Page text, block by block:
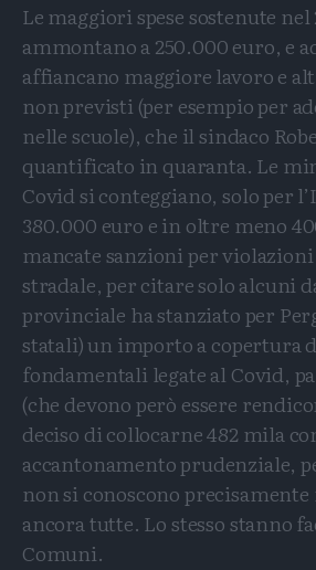
Le maggiori spese sostenute
ammontano a 250.000 euro, e
affiancano maggiore lavoro e
non previsti (per esempio per
nelle scuole), che il sindaco
quantificato in quaranta. Le
Covid si conteggiano, solo per
380.000 euro e in oltre meno
mancate sanzioni per
stradale, per citare solo alcuni
provinciale ha stanziato per
statali) un importo a copertura
fondamentali legate al Covid,
(che devono però essere
deciso di collocarne 482 mila
accantonamento prudenziale,
non si conoscono
ancora tutte. Lo stesso stanno
Comuni.